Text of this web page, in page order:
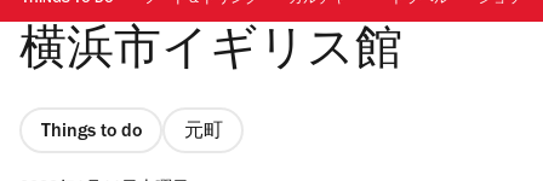
横浜市イギリス館
Things to do 元町